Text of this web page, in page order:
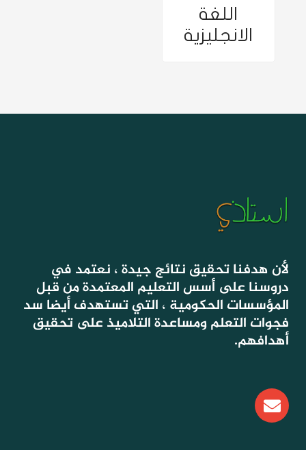
اللغة
الانجليزية
لأن هدفنا تحقيق نتائج جيدة ، نعتمد في
دروسنا على أسس التعليم المعتمدة من قبل
المؤسسات الحكومية ، التي تستهدف أيضا سد
فجوات التعلم ومساعدة التلاميذ على تحقيق
أهدافهم.
E
n
v